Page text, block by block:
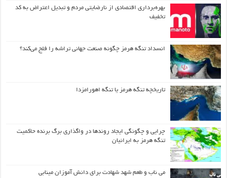
بهره‌برداری اقتصادی از نارضایتی مردم و تبدیل اعتراض به کد
تخفیف
انسداد تنگه هرمز چگونه صنعت جهانی تراشه را فلج می‌کند؟
تاریخچه تنگه هرمز یا تنگه اهورامزدا
چرایی و چگونگی ایجاد روندها در واگذاری برگ برنده حاکمیت
تنگه هرمز به ایرانیان
می ناب و طعم شهد شهادت برای دانش آموزان مینابی